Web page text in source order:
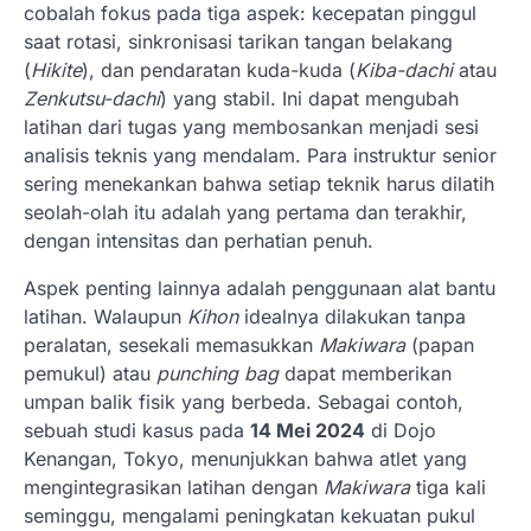
cobalah fokus pada tiga aspek: kecepatan pinggul
saat rotasi, sinkronisasi tarikan tangan belakang
(Hikite), dan pendaratan kuda-kuda (Kiba-dachiatau
Zenkutsu-dachi) yang stabil. Ini dapat mengubah
latihan dari tugas yang membosankan menjadi sesi
analisis teknis yang mendalam. Para instruktur senior
sering menekankan bahwa setiap teknik harus dilatih
seolah-olah itu adalah yang pertama dan terakhir,
dengan intensitas dan perhatian penuh.
Aspek penting lainnya adalah penggunaan alat bantu
latihan. Walaupun Kihonidealnya dilakukan tanpa
peralatan, sesekali memasukkan Makiwara(papan
pemukul) atau punching bagdapat memberikan
umpan balik fisik yang berbeda. Sebagai contoh,
sebuah studi kasus pada 14 Mei 2024 di Dojo
Kenangan, Tokyo, menunjukkan bahwa atlet yang
mengintegrasikan latihan dengan Makiwaratiga kali
seminggu, mengalami peningkatan kekuatan pukul